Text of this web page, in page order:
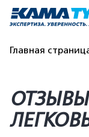
Главная